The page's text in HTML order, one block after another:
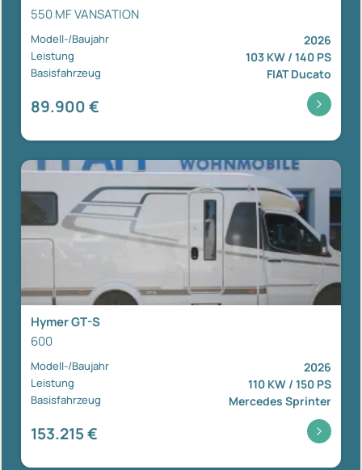
550 MF VANSATION
Modell-/Baujahr 2026
Leistung 103 KW / 140 PS
Basisfahrzeug FIAT Ducato
89.900 €
Hymer GT-S
600
Modell-/Baujahr 2026
Leistung 110 KW / 150 PS
Basisfahrzeug Mercedes Sprinter
153.215 €